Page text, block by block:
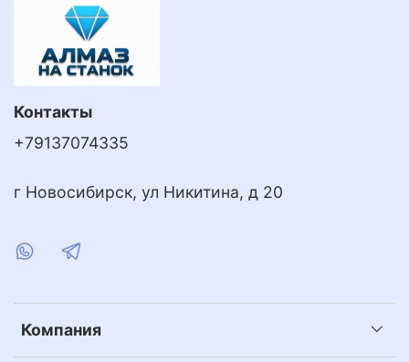
Компания
Контакты
+79137074335
г Новосибирск, ул Никитина, д 20